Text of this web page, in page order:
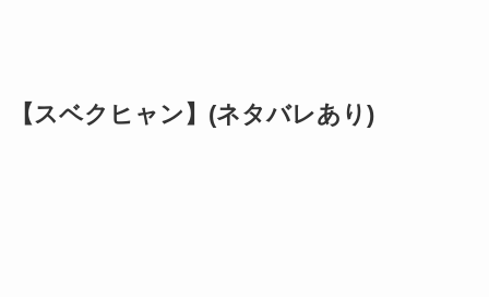
【スベクヒャン】(ネタバレあり)